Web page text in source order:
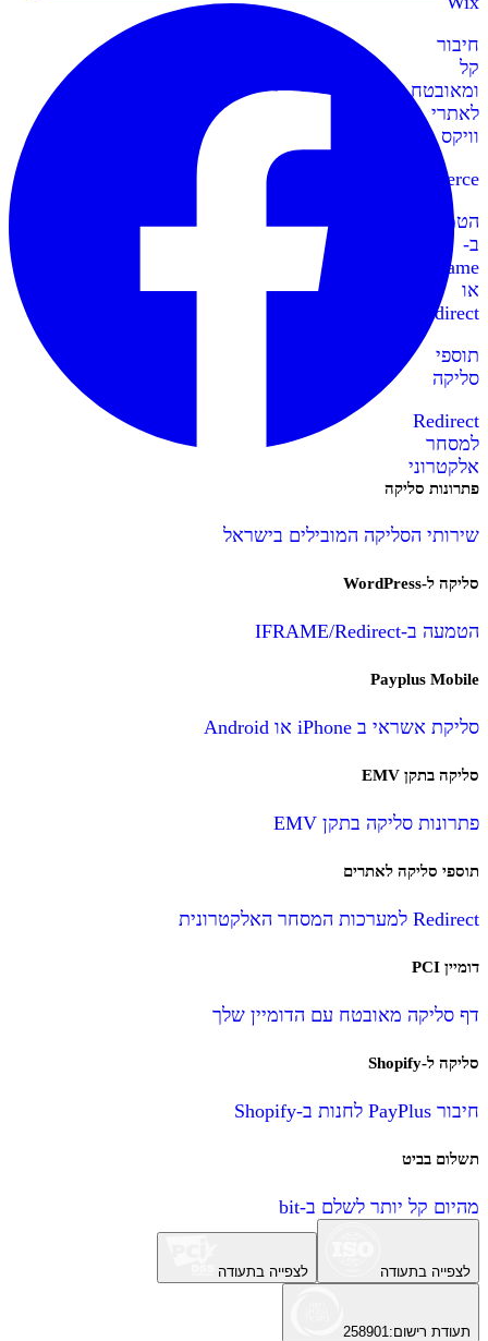
חיבור
קל
ומאובטח
לאתרי
וויקס
WooCommerce
הטמעה
ב-
IFrame
או
Redirect
תוספי
סליקה
Redirect
למסחר
אלקטרוני
פתרונות סליקה
שירותי הסליקה המובילים בישראל
סליקה ל-WordPress
הטמעה ב-IFRAME/Redirect
Payplus Mobile
סליקת אשראי ב iPhone או Android
סליקה בתקן EMV
פתרונות סליקה בתקן EMV
תוספי סליקה לאתרים
Redirect למערכות המסחר האלקטרונית
דומיין PCI
דף סליקה מאובטח עם הדומיין שלך
סליקה ל-Shopify
חיבור PayPlus לחנות ב-Shopify
תשלום בביט
מהיום קל יותר לשלם ב-bit
לצפייה בתעודה לצפייה בתעודה
תעודת רישום:
258901